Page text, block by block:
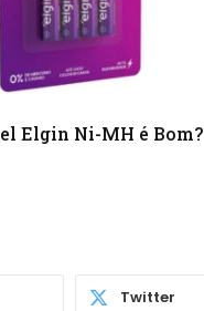
Elgin Ni-MH é Bom?
Twitter